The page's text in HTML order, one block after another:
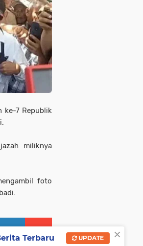
ke-7 Republik
miliknya
foto
Asli,
×
Terbaru UPDATE